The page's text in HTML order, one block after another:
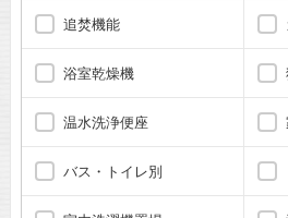
追焚機能
浴室乾燥機
温水洗浄便座
バス・トイレ別